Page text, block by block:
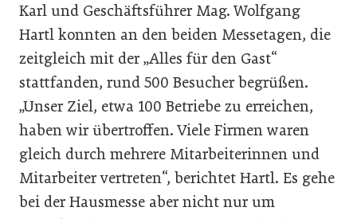
Karl und Geschäftsführer Mag. Wolfgang
Hartl konnten an den beiden Messetagen, die
zeitgleich mit der „Alles für den Gast“
stattfanden, rund 500 Besucher begrüßen.
„Unser Ziel, etwa 100 Betriebe zu erreichen,
haben wir übertroffen. Viele Firmen waren
gleich durch mehrere Mitarbeiterinnen und
Mitarbeiter vertreten“, berichtet Hartl. Es gehe
bei der Hausmesse aber nicht nur um